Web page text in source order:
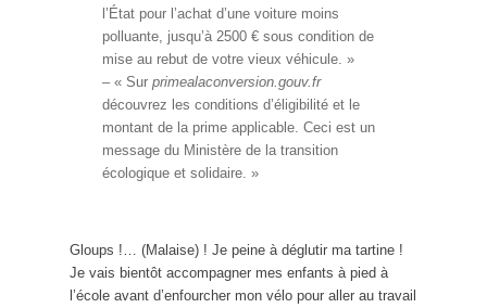
l’État pour l’achat d’une voiture moins
polluante, jusqu’à 2500 € sous condition de
mise au rebut de votre vieux véhicule. »
– « Sur primealaconversion.gouv.fr
découvrez les conditions d’éligibilité et le
montant de la prime applicable. Ceci est un
message du Ministère de la transition
écologique et solidaire. »
Gloups !… (Malaise) ! Je peine à déglutir ma tartine !
Je vais bientôt accompagner mes enfants à pied à
l’école avant d’enfourcher mon vélo pour aller au travail